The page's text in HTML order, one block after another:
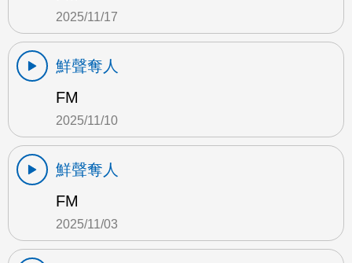
2025/11/17
鮮聲奪人
FM
2025/11/10
鮮聲奪人
FM
2025/11/03